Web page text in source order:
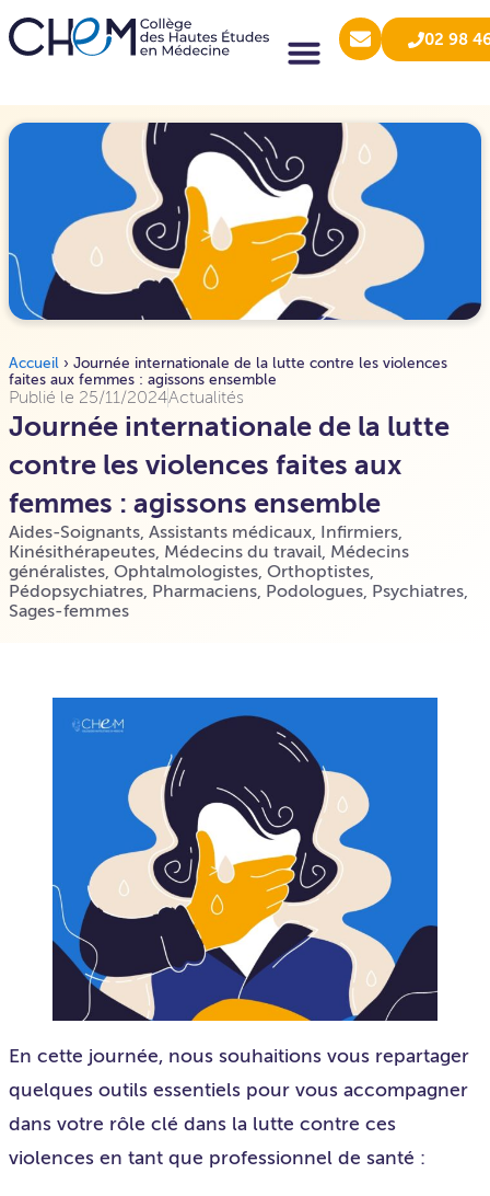
02 98
Accueil › Journée internationale de la lutte contre les violences
faites aux femmes : agissons ensemble
Publié le 25/11/2024Actualités
Journée internationale de la lutte
contre les violences faites aux
femmes : agissons ensemble
Aides-Soignants, Assistants médicaux, Infirmiers,
Kinésithérapeutes, Médecins du travail, Médecins
généralistes, Ophtalmologistes, Orthoptistes,
Pédopsychiatres, Pharmaciens, Podologues, Psychiatres,
Sages-femmes
En cette journée, nous souhaitions vous repartager
quelques outils essentiels pour vous accompagner
dans votre rôle clé dans la lutte contre ces
violences en tant que professionnel de santé :